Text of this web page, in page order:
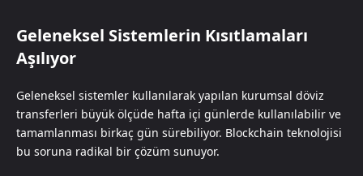
Geleneksel Sistemlerin Kısıtlamaları
Aşılıyor
Geleneksel sistemler kullanılarak yapılan kurumsal döviz
transferleri büyük ölçüde hafta içi günlerde kullanılabilir ve
tamamlanması birkaç gün sürebiliyor. Blockchain teknolojisi
bu soruna radikal bir çözüm sunuyor.